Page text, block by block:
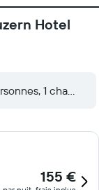
Hotel
1 chambre
155 €